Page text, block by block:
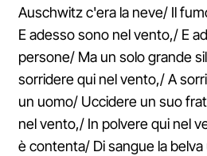
Auschwitz c'era la neve/ Il
E adesso sono nel vento,/ E
persone/ Ma un solo grande
sorridere qui nel vento,/ A
un uomo/ Uccidere un suo
nel vento,/ In polvere qui nel
è contenta/ Di sangue la